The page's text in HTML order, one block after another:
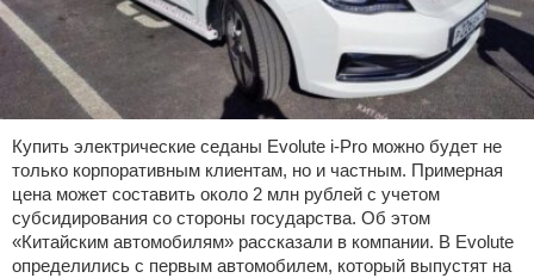
Купить электрические седаны Evolute i-Pro можно будет не
только корпоративным клиентам, но и частным. Примерная
цена может составить около 2 млн рублей с учетом
субсидирования со стороны государства. Об этом
«Китайским автомобилям» рассказали в компании. В Evolute
определились с первым автомобилем, который выпустят на